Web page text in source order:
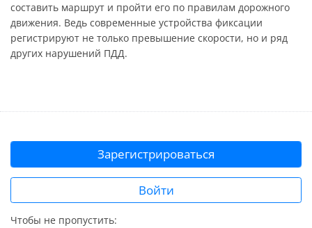
составить маршрут и пройти его по правилам дорожного
движения. Ведь современные устройства фиксации
регистрируют не только превышение скорости, но и ряд
других нарушений ПДД.
Зарегистрироваться
Войти
Чтобы не пропустить: